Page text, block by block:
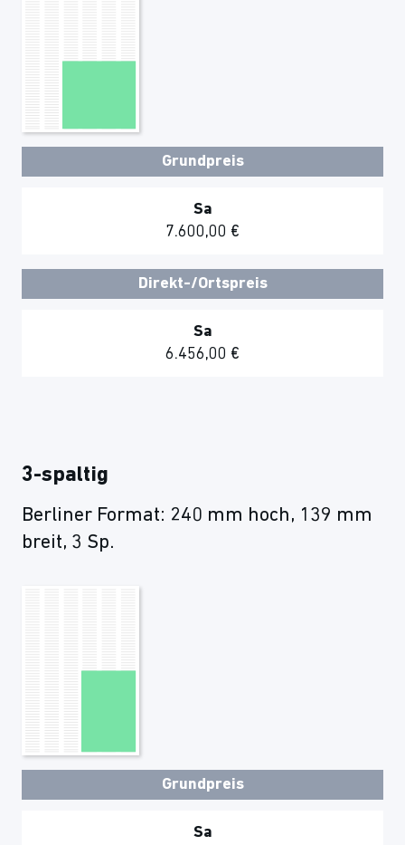
Grundpreis
Sa
7.600,00 €
Direkt-/Ortspreis
Sa
6.456,00 €
3-spaltig
Berliner Format: 240 mm hoch, 139 mm
breit, 3 Sp.
Grundpreis
Sa